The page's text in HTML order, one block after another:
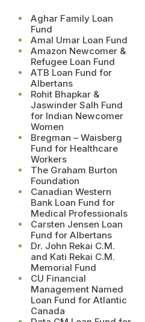
Aghar Family Loan
Fund
Amal Umar Loan Fund
Amazon Newcomer &
Refugee Loan Fund
ATB Loan Fund for
Albertans
Rohit Bhapkar &
Jaswinder Salh Fund
for Indian Newcomer
Women
Bregman – Waisberg
Fund for Healthcare
Workers
The Graham Burton
Foundation
Canadian Western
Bank Loan Fund for
Medical Professionals
Carsten Jensen Loan
Fund for Albertans
Dr. John Rekai C.M.
and Kati Rekai C.M.
Memorial Fund
CU Financial
Management Named
Loan Fund for Atlantic
Canada